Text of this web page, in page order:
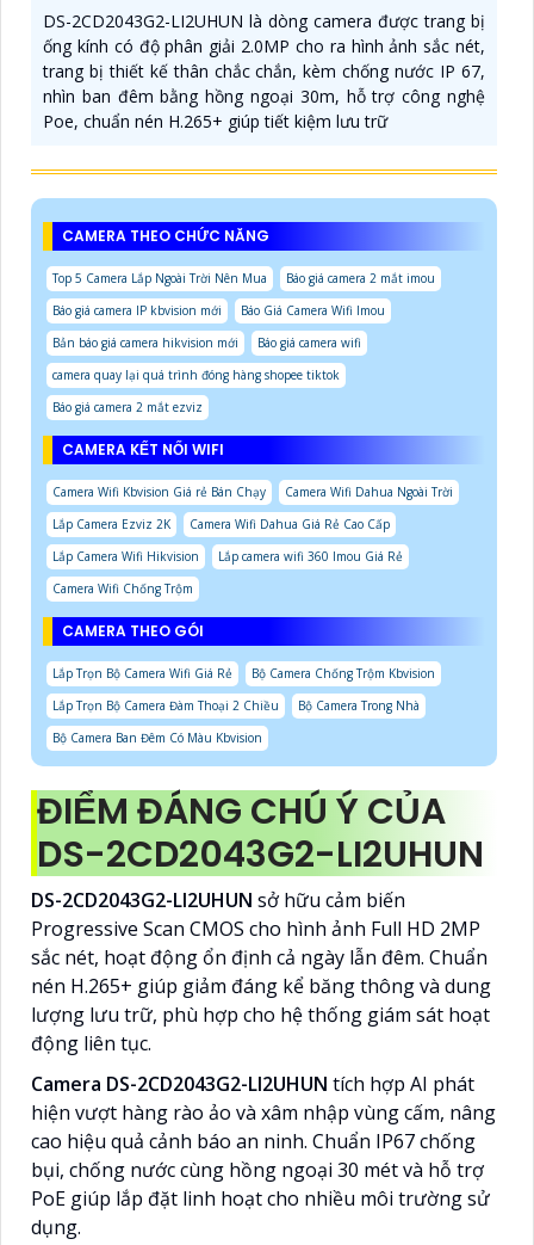
DS-2CD2043G2-LI2UHUN là dòng camera được trang bị
ống kính có độ phân giải 2.0MP cho ra hình ảnh sắc nét,
trang bị thiết kế thân chắc chắn, kèm chống nước IP 67,
nhìn ban đêm bằng hồng ngoại 30m, hỗ trợ công nghệ
Poe, chuẩn nén H.265+ giúp tiết kiệm lưu trữ
CAMERA THEO CHỨC NĂNG
Top 5 Camera Lắp Ngoài Trời Nên Mua
Báo giá camera 2 mắt imou
Báo giá camera IP kbvision mới
Báo Giá Camera Wifi Imou
Bản báo giá camera hikvision mới
Báo giá camera wifi
camera quay lại quá trình đóng hàng shopee tiktok
Báo giá camera 2 mắt ezviz
CAMERA KẾT NỐI WIFI
Camera Wifi Kbvision Giá rẻ Bán Chạy
Camera Wifi Dahua Ngoài Trời
Lắp Camera Ezviz 2K
Camera Wifi Dahua Giá Rẻ Cao Cấp
Lắp Camera Wifi Hikvision
Lắp camera wifi 360 Imou Giá Rẻ
Camera Wifi Chống Trộm
CAMERA THEO GÓI
Lắp Trọn Bộ Camera Wifi Giá Rẻ
Bộ Camera Chống Trộm Kbvision
Lắp Trọn Bộ Camera Đàm Thoại 2 Chiều
Bộ Camera Trong Nhà
Bộ Camera Ban Đêm Có Màu Kbvision
ĐIỂM ĐÁNG CHÚ Ý CỦA
DS-2CD2043G2-LI2UHUN
DS-2CD2043G2-LI2UHUN sở hữu cảm biến
Progressive Scan CMOS cho hình ảnh Full HD 2MP
sắc nét, hoạt động ổn định cả ngày lẫn đêm. Chuẩn
nén H.265+ giúp giảm đáng kể băng thông và dung
lượng lưu trữ, phù hợp cho hệ thống giám sát hoạt
động liên tục.
Camera DS-2CD2043G2-LI2UHUN tích hợp AI phát
hiện vượt hàng rào ảo và xâm nhập vùng cấm, nâng
cao hiệu quả cảnh báo an ninh. Chuẩn IP67 chống
bụi, chống nước cùng hồng ngoại 30 mét và hỗ trợ
PoE giúp lắp đặt linh hoạt cho nhiều môi trường sử
dụng.